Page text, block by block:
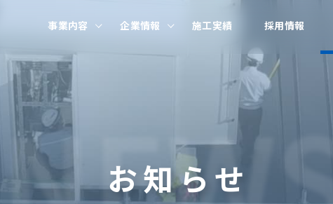
事業内容 企業情報 施工実績 採用情報
お知らせ